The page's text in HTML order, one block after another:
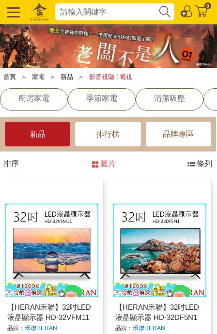
0
首頁 ＞ 家電 ＞ 新品 ＞ 影音視聽 | 電視
廚房家電 季節家電 清潔吸塵
新品 排行榜 品牌專區
排序 圖片 條列
【HERAN禾聯】32吋LED
液晶顯示器 HD-32VFM11
品牌： 禾聯HERAN
【HERAN禾聯】32吋LED
液晶顯示器 HD-32DF5N1
品牌： 禾聯HERAN